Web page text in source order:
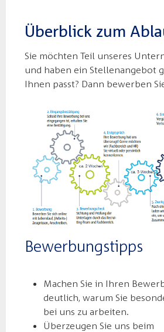
Überblick zum
Sie möchten Teil unseres
und haben ein Stellenangebot
Ihnen passt? Dann bewerben
Bewerbungstipps
Machen Sie in Ihren
deutlich, warum Sie
bei uns zu arbeiten.
Überzeugen Sie uns beim